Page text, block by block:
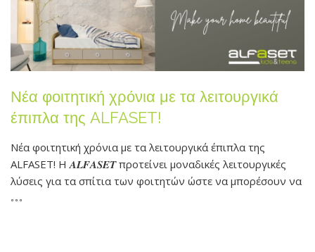
Νέα φοιτητική χρόνια με τα λειτουργικά
έπιπλα της ALFASET!
Νέα φοιτητική χρόνια με τα λειτουργικά έπιπλα της
ALFASET! Η 𝑨𝑳𝑭𝑨𝑺𝑬𝑻 προτείνει μοναδικές λειτουργικές
λύσεις για τα σπίτια των φοιτητών ώστε να μπορέσουν να